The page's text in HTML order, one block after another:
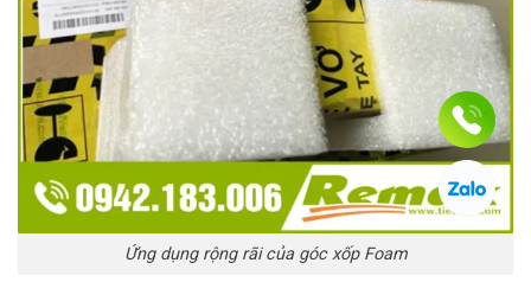
Ứng dụng rộng rãi của góc xốp Foam